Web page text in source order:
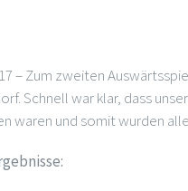
– Zum zweiten
Schnell war klar, dass
waren und somit wurden